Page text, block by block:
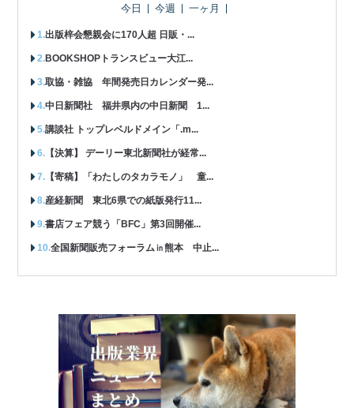
今日 今週 一ヶ月
出版梓会懇親会に170人超 日販・...
BOOKSHOPトランスビュー大江...
取協・雑協 年間発売日カレンダー発...
中日新聞社 福井県内の中日新聞 1...
講談社 トップレベルドメイン「.m...
【決算】 デーリー東北新聞社が経常...
【寄稿】「わたしのタカラモノ」 童...
産経新聞 東北6県での紙版発行11...
書店フェア競う「BFC」第3回開催...
全国新聞販売フォーラム㏌熊本 中止...